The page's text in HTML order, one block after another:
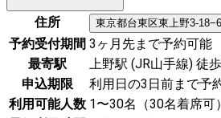
住所 東京都台東区東上野3-18−6
予約受付期間 3ヶ月先まで予約可能
最寄駅
上野駅 (JR山手線) 徒
申込期限
利用日の3日前まで予
利用可能人数 1〜30名（30名着席可